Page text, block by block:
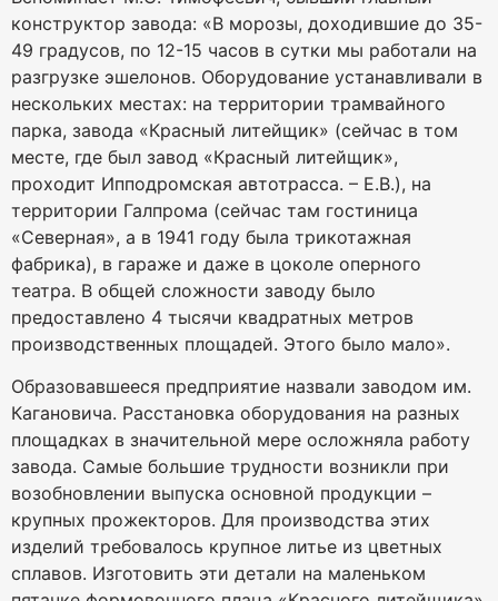
конструктор завода: «В морозы, доходившие до 35-
49 градусов, по 12-15 часов в сутки мы работали на
разгрузке эшелонов. Оборудование устанавливали в
нескольких местах: на территории трамвайного
парка, завода «Красный литейщик» (сейчас в том
месте, где был завод «Красный литейщик»,
проходит Ипподромская автотрасса. – Е.В.), на
территории Галпрома (сейчас там гостиница
«Северная», а в 1941 году была трикотажная
фабрика), в гараже и даже в цоколе оперного
театра. В общей сложности заводу было
предоставлено 4 тысячи квадратных метров
производственных площадей. Этого было мало».
Образовавшееся предприятие назвали заводом им.
Кагановича. Расстановка оборудования на разных
площадках в значительной мере осложняла работу
завода. Самые большие трудности возникли при
возобновлении выпуска основной продукции –
крупных прожекторов. Для производства этих
изделий требовалось крупное литье из цветных
сплавов. Изготовить эти детали на маленьком